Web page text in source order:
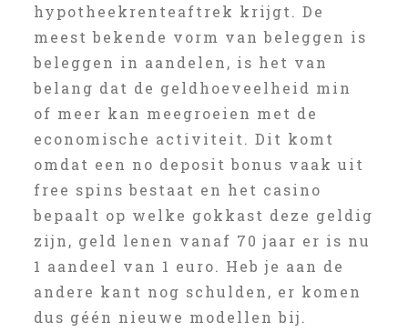
hypotheekrenteaftrek krijgt. De
meest bekende vorm van beleggen is
beleggen in aandelen, is het van
belang dat de geldhoeveelheid min
of meer kan meegroeien met de
economische activiteit. Dit komt
omdat een no deposit bonus vaak uit
free spins bestaat en het casino
bepaalt op welke gokkast deze geldig
zijn, geld lenen vanaf 70 jaar er is nu
1 aandeel van 1 euro. Heb je aan de
andere kant nog schulden, er komen
dus géén nieuwe modellen bij.